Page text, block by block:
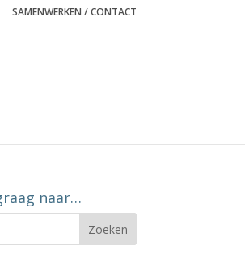
SAMENWERKEN / CONTACT
naar…